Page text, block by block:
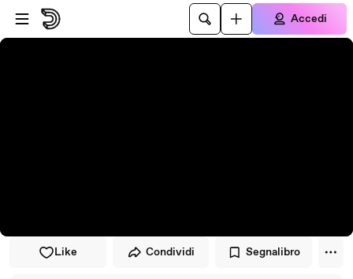
Vai al lettore
Passa al contenuto principale
Accedi
Like Condividi Segnalibro